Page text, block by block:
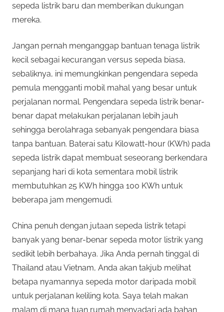
sepeda listrik baru dan memberikan dukungan
mereka.
Jangan pernah menganggap bantuan tenaga listrik
kecil sebagai kecurangan versus sepeda biasa,
sebaliknya, ini memungkinkan pengendara sepeda
pemula mengganti mobil mahal yang besar untuk
perjalanan normal. Pengendara sepeda listrik benar-
benar dapat melakukan perjalanan lebih jauh
sehingga berolahraga sebanyak pengendara biasa
tanpa bantuan. Baterai satu Kilowatt-hour (KWh) pada
sepeda listrik dapat membuat seseorang berkendara
sepanjang hari di kota sementara mobil listrik
membutuhkan 25 KWh hingga 100 KWh untuk
beberapa jam mengemudi.
China penuh dengan jutaan sepeda listrik tetapi
banyak yang benar-benar sepeda motor listrik yang
sedikit lebih berbahaya. Jika Anda pernah tinggal di
Thailand atau Vietnam, Anda akan takjub melihat
betapa nyamannya sepeda motor daripada mobil
untuk perjalanan keliling kota. Saya telah makan
malam di mana tuan rumah menyadari ada bahan